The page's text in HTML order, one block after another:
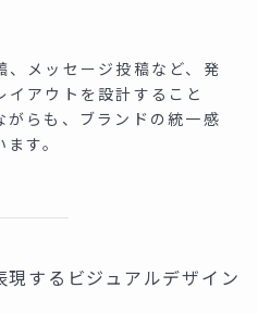
、メッセージ投稿など、発
アウトを設計すること
がらも、ブランドの統一感
す。
するビジュアルデザイン